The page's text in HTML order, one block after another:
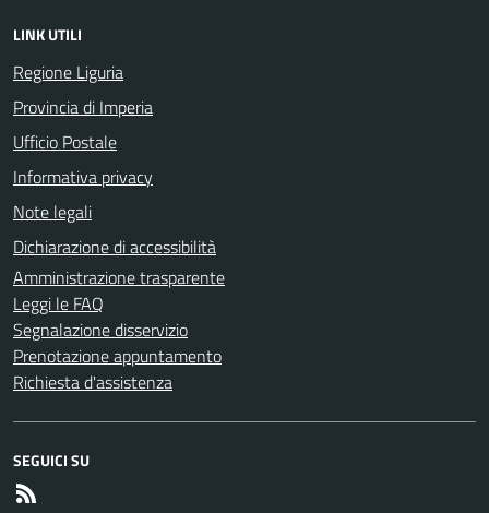
LINK UTILI
Regione Liguria
Provincia di Imperia
Ufficio Postale
Informativa privacy
Note legali
Dichiarazione di accessibilità
Amministrazione trasparente
Leggi le FAQ
Segnalazione disservizio
Prenotazione appuntamento
Richiesta d'assistenza
SEGUICI SU